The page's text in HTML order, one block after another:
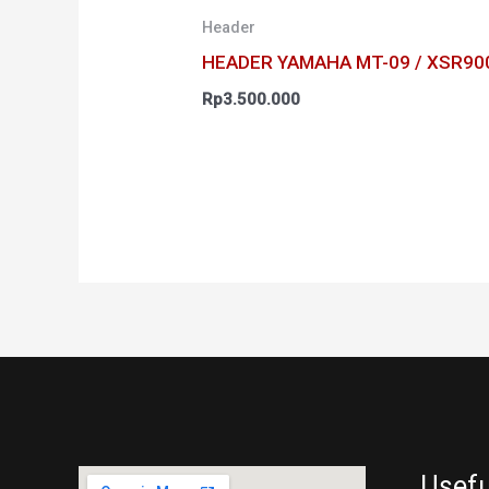
Header
HEADER YAMAHA MT-09 /
Rp3.500.000